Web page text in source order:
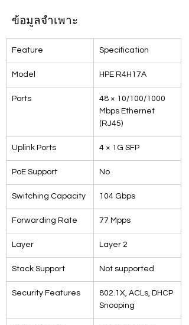
ข้อมูลจำเพาะ
Feature Specification
Model HPE R4H17A
Ports
48 × 10/100/1000
Mbps Ethernet
(RJ45)
Uplink Ports 4 × 1G SFP
PoE Support No
Switching Capacity 104 Gbps
Forwarding Rate 77 Mpps
Layer Layer 2
Stack Support Not supported
Security Features
802.1X, ACLs, DHCP
Snooping